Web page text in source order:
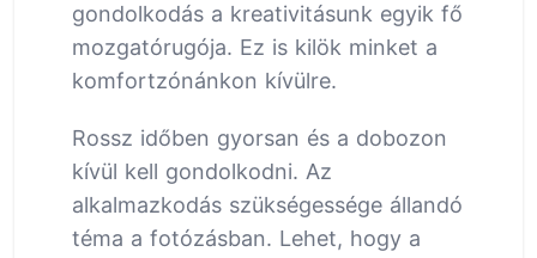
gondolkodás a kreativitásunk egyik fő
mozgatórugója. Ez is kilök minket a
komfortzónánkon kívülre.
Rossz időben gyorsan és a dobozon
kívül kell gondolkodni. Az
alkalmazkodás szükségessége állandó
téma a fotózásban. Lehet, hogy a